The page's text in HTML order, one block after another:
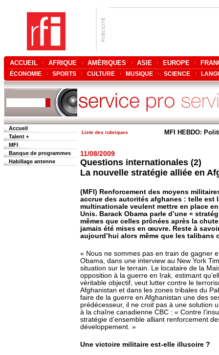
ACCUEIL AFRIQUE AMÉRIQUES ASIE EUROPE
ÉCONOMIE SPORTS CULTURE MUSIQUE SCIENCE
Accueil
Talent +
MFI
Banque de programmes
Habillage antenne
Liste des rubriques MFI HEBDO:
11/08/2009
Questions internationales (2)
La nouvelle stratégie alliée en
(MFI) Renforcement des moyens
accrue des autorités afghanes : telle est
multinationale veulent mettre en place
Unis. Barack Obama parle d’une «
mêmes que celles prônées après la
jamais été mises en œuvre. Reste à
aujourd’hui alors même que les
« Nous ne sommes pas en train de gagner
Obama, dans une interview au New York
situation sur le terrain. Le locataire de la
opposition à la guerre en Irak, estimant
véritable objectif, veut lutter contre le
Afghanistan et dans les zones tribales du
faire de la guerre en Afghanistan une des
prédécesseur, il ne croit pas à une solution
à la chaîne canadienne CBC : « Contre
stratégie d’ensemble alliant renforcement
développement. »
Une victoire militaire est-elle illusoire ?